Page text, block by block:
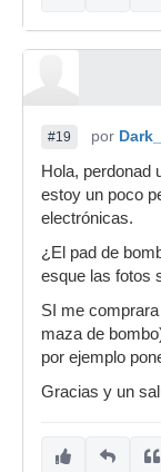
#19 por
Hola, perdonad
estoy un poco
electrónicas.
¿El pad de
esque las fotos
SI me
maza de
por ejemplo
Gracias y un